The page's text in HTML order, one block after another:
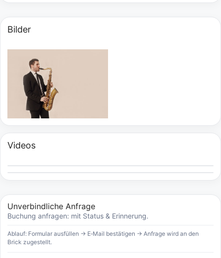
Bilder
Videos
Unverbindliche Anfrage
Buchung anfragen: mit Status & Erinnerung.
Ablauf: Formular ausfüllen → E‑Mail bestätigen → Anfrage wird an den
Brick zugestellt.